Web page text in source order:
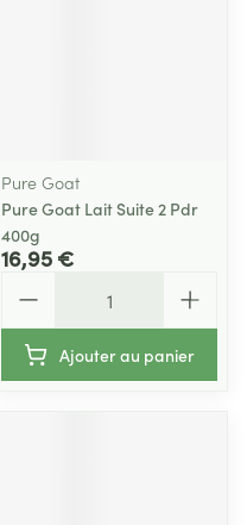
Pure Goat
Pure Goat Lait Suite 2 Pdr
400g
16,95 €
Ajouter au panier